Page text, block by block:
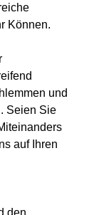
Können.
und
Seien Sie
auf Ihren
den